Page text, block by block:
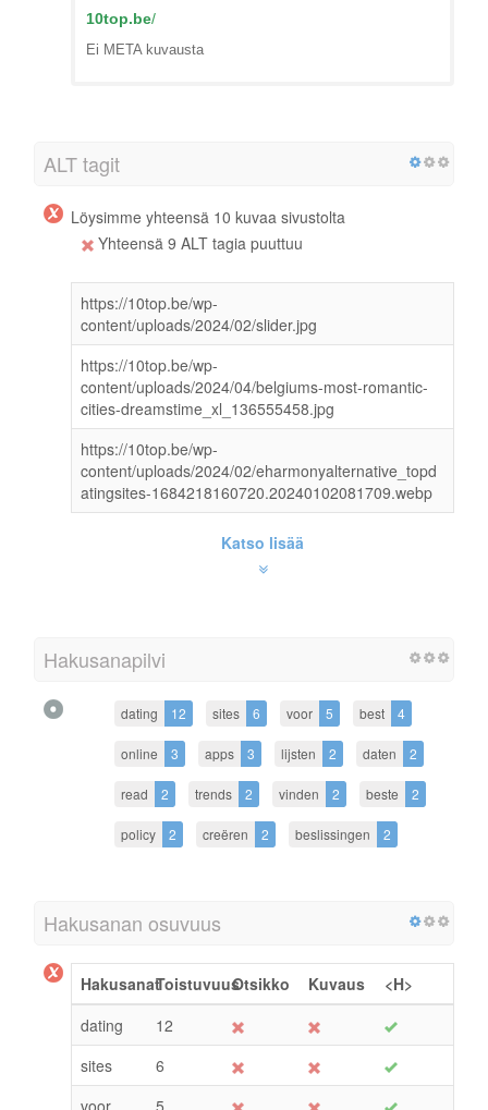
10top.be/
Ei META kuvausta
ALT tagit
Löysimme yhteensä 10 kuvaa sivustolta
Yhteensä 9 ALT tagia puuttuu
https://10top.be/wp-
content/uploads/2024/02/slider.jpg
https://10top.be/wp-
content/uploads/2024/04/belgiums-most-romantic-
cities-dreamstime_xl_136555458.jpg
https://10top.be/wp-
content/uploads/2024/02/eharmonyalternative_topd
atingsites-1684218160720.20240102081709.webp
Katso lisää
Hakusanapilvi
dating 12 sites 6 voor 5 best 4
online 3 apps 3 lijsten 2 daten 2
read 2 trends 2 vinden 2 beste 2
policy 2 creëren 2 beslissingen 2
Hakusanan osuvuus
HakusanatToistuvuusOtsikko Kuvaus
<H>
dating
12
sites
6
voor
5